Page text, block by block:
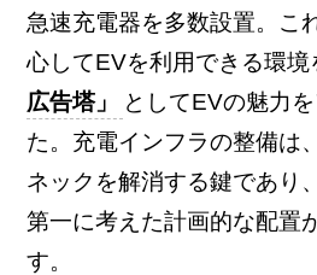
急速充電器を多数設置。こ
心してEVを利用できる環境
広告塔」
としてEVの魅力
た。充電インフラの整備は
ネックを解消する鍵であり
第一に考えた計画的な配置
す。